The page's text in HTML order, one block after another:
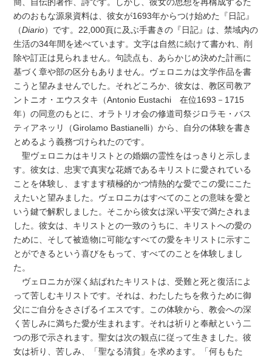
めのおもな源泉資料は、彼女が1693年からつけ始めた『日記』
（Diario）です。22,000頁に及ぶ手書きの『日記』は、禁域内の
生活の34年間を述べています。文字は自然に続けて書かれ、削
除や訂正は見られません。句読点も、あらかじめ決めた計画に
基づく章や部の区分もありません。ヴェロニカは文学作品を書
こうと望みませんでした。それどころか、彼女は、教区司教ア
ントニオ・エウスタキ（Antonio Eustachi 在位1693－1715
年）の同意のもとに、オラトリオ会の修道司祭ジロラモ・バス
ティアネッリ（Girolamo Bastianelli）から、自分の体験を書き
とめるよう義務づけられたのです。
聖ヴェロニカはキリストとの婚姻の霊性をはっきりと示しま
す。彼女は、忠実で真実な花婿であるキリストに愛されている
ことを体験し、ますます積極的かつ情熱的な愛でこの愛にこた
えたいと望みました。ヴェロニカはすべてのことの意味を愛と
いう鍵で解釈しました。そこから彼女は深い平安で満たされま
した。彼女は、キリストとの一致のうちに、キリストへの愛の
ために、そして被造物に可能なすべての愛をキリストに示すこ
とができるという喜びをもって、すべてのことを体験しまし
た。
ヴェロニカが深く結ばれたキリストは、受難と死と復活によ
って苦しむキリストです。それは、わたしたちを救うために御
父にご自分をささげるイエスです。この体験から、教会への深
く苦しみに満ちた愛が生まれます。それは祈りと奉献という二
つの形で示されます。聖女は次の観点に従って生きました。彼
女は祈り、苦しみ、「聖なる清貧」を求めます。「何ももた